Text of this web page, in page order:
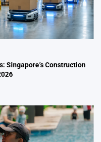
Singapore’s Construction